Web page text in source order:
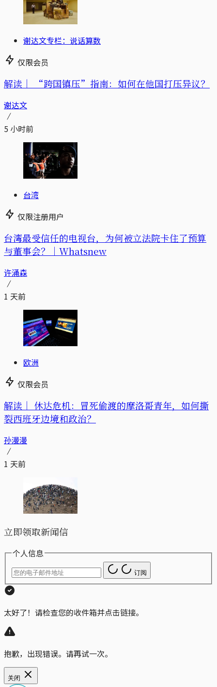
谢达文专栏：说话算数
仅限会员
解读｜ “跨国镇压”指南：如何在他国打压异议？
谢达文
5 小时前
台湾
仅限注册用户
台湾最受信任的电视台，为何被立法院卡住了预算
与董事会？｜Whatsnew
许涌森
1 天前
欧洲
仅限会员
解读｜ 休达危机：冒死偷渡的摩洛哥青年，如何撕
裂西班牙边境和政治？
孙漫漫
1 天前
立即领取新闻信
个人信息
订阅
太好了！请检查您的收件箱并点击链接。
抱歉，出现错误。请再试一次。
关闭